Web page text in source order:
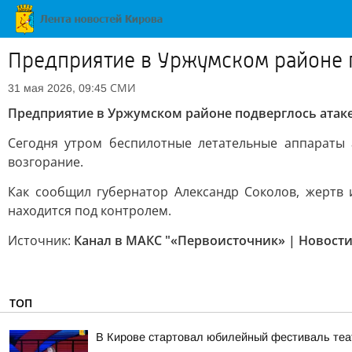
Предприятие в Уржумском районе
31 мая 2026, 09:45 СМИ
Предприятие в Уржумском районе подверглось
Сегодня утром беспилотные летательные
возгорание.
Как сообщил губернатор Александр Соколов,
находится под контролем.
Источник: Канал в МАКС "«Первоисточник» |
ТОП
В Кирове стартовал юбилейный фестиваль